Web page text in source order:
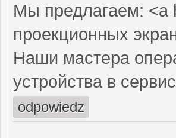
Мы предлагаем: <a
проекционных
Наши мастера
устройства в
odpowiedz